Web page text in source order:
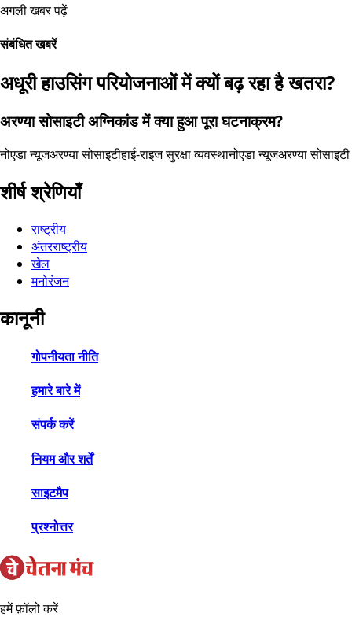
अगली खबर पढ़ें
संबंधित खबरें
अधूरी हाउसिंग परियोजनाओं में क्यों बढ़ रहा है खतरा?
अरण्या सोसाइटी अग्निकांड में क्या हुआ पूरा घटनाक्रम?
नोएडा न्यूजअरण्या सोसाइटीहाई-राइज सुरक्षा व्यवस्थानोएडा न्यूजअरण्या सोसाइटी
शीर्ष श्रेणियाँ
राष्ट्रीय
अंतरराष्ट्रीय
खेल
मनोरंजन
कानूनी
गोपनीयता नीति
हमारे बारे में
संपर्क करें
नियम और शर्तें
साइटमैप
प्रश्नोत्तर
हमें फ़ॉलो करें